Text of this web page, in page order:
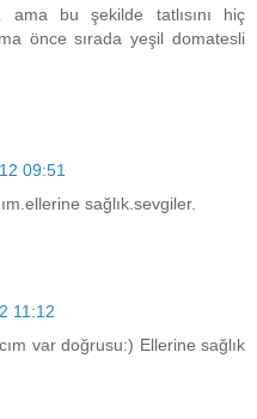
bu şekilde tatlısını hiç
önce sırada yeşil domatesli
09:51
sağlık.sevgiler.
11:12
var doğrusu:) Ellerine sağlık